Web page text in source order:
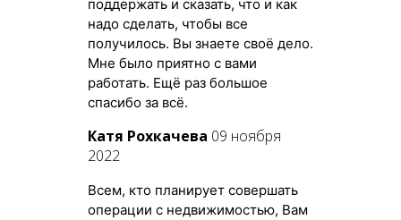
поддержать и сказать, что и как
надо сделать, чтобы все
получилось. Вы знаете своё дело.
Мне было приятно с вами
работать. Ещё раз большое
спасибо за всё.
Катя Рохкачева 09 ноября
2022
Всем, кто планирует совершать
операции с недвижимостью, Вам